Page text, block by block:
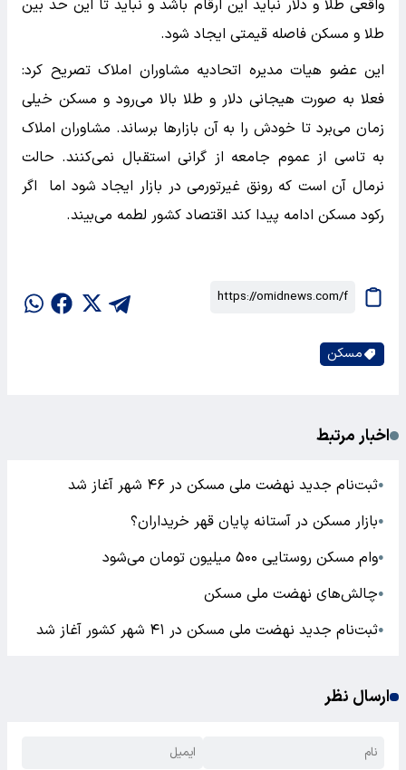
واقعی طلا و دلار نباید این ارقام باشد و نباید تا این حد بین
طلا و مسکن فاصله قیمتی ایجاد شود.
این عضو هیات مدیره اتحادیه مشاوران املاک تصریح کرد:
فعلا به صورت هیجانی دلار و طلا بالا می‌رود و مسکن خیلی
زمان می‌برد تا خودش را به آن بازارها برساند. مشاوران املاک
به تاسی از عموم جامعه از گرانی استقبال نمی‌کنند. حالت
نرمال آن است که رونق غیرتورمی در بازار ایجاد شود اما اگر
رکود مسکن ادامه پیدا کند اقتصاد کشور لطمه می‌بیند.
مسکن
اخبار مرتبط
●ثبت‌نام جدید نهضت ملی مسکن در ۴۶ شهر آغاز شد
●بازار مسکن در آستانه پایان قهر خریداران؟
●وام مسکن روستایی ۵۰۰ میلیون تومان می‌شود
●چالش‌های نهضت ملی مسکن
●ثبت‌نام جدید نهضت ملی مسکن در ۴۱ شهر کشور آغاز شد
ارسال نظر